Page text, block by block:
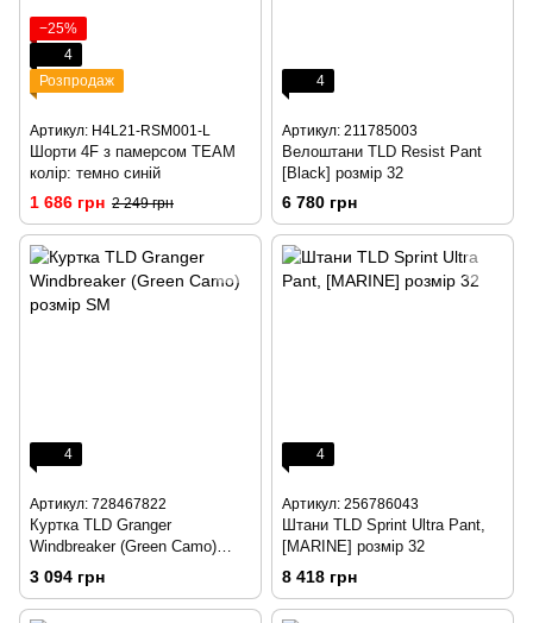
−25%
4
Розпродаж
Артикул: H4L21-RSM001-L
Шорти 4F з памерсом TEAM
колір: темно синій
1 686 грн 2 249 грн
4
Артикул: 211785003
Велоштани TLD Resist Pant
[Black] розмір 32
6 780 грн
4
Артикул: 728467822
Куртка TLD Granger
Windbreaker (Green Camo)
розмір SM
3 094 грн
4
Артикул: 256786043
Штани TLD Sprint Ultra Pant,
[MARINE] розмір 32
8 418 грн